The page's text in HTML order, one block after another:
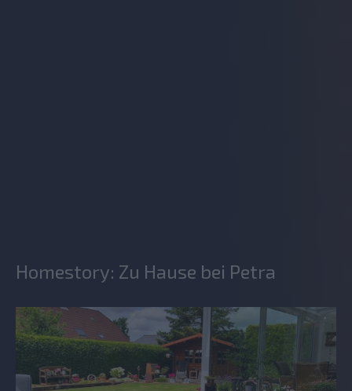
Homestory: Zu Hause bei Petra